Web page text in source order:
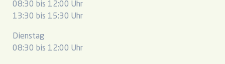
08:30 bis 12:00 Uhr
13:30 bis 15:30 Uhr
Dienstag
08:30 bis 12:00 Uhr